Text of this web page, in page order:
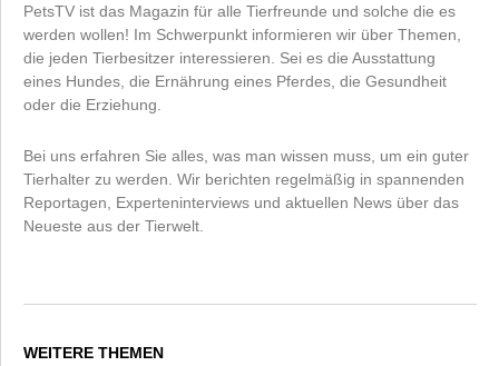
PetsTV ist das Magazin für alle Tierfreunde und solche die es
werden wollen! Im Schwerpunkt informieren wir über Themen,
die jeden Tierbesitzer interessieren. Sei es die Ausstattung
eines Hundes, die Ernährung eines Pferdes, die Gesundheit
oder die Erziehung.
Bei uns erfahren Sie alles, was man wissen muss, um ein guter
Tierhalter zu werden. Wir berichten regelmäßig in spannenden
Reportagen, Experteninterviews und aktuellen News über das
Neueste aus der Tierwelt.
WEITERE THEMEN